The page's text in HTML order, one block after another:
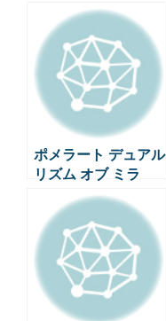
プル受付完了！
ポメラート デュアル
リズム オブ ミラ
ノ：ミラノ感性ハイ
ジュエリー